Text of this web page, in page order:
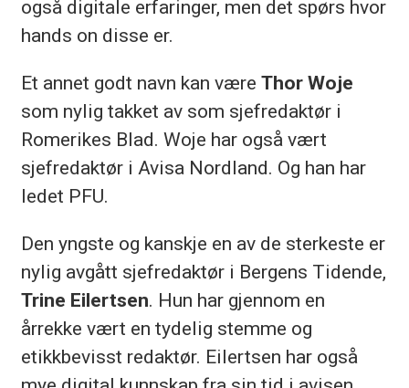
også digitale erfaringer, men det spørs hvor
hands on disse er.
Et annet godt navn kan være Thor Woje
som nylig takket av som sjefredaktør i
Romerikes Blad. Woje har også vært
sjefredaktør i Avisa Nordland. Og han har
ledet PFU.
Den yngste og kanskje en av de sterkeste er
nylig avgått sjefredaktør i Bergens Tidende,
Trine Eilertsen. Hun har gjennom en
årrekke vært en tydelig stemme og
etikkbevisst redaktør. Eilertsen har også